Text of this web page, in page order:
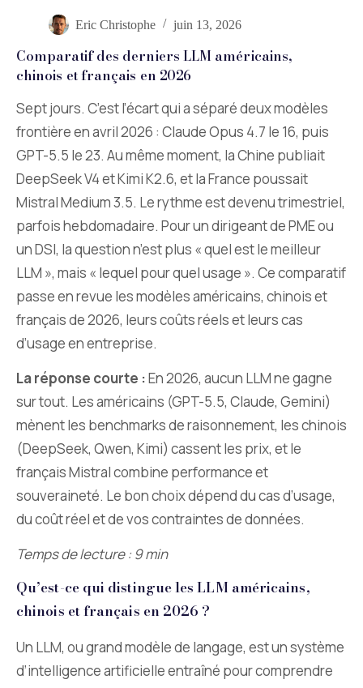
Eric Christophe juin 13, 2026
Comparatif des derniers LLM américains,
chinois et français en 2026
Sept jours. C’est l’écart qui a séparé deux modèles
frontière en avril 2026 : Claude Opus 4.7 le 16, puis
GPT-5.5 le 23. Au même moment, la Chine publiait
DeepSeek V4 et Kimi K2.6, et la France poussait
Mistral Medium 3.5. Le rythme est devenu trimestriel,
parfois hebdomadaire. Pour un dirigeant de PME ou
un DSI, la question n’est plus « quel est le meilleur
LLM », mais « lequel pour quel usage ». Ce comparatif
passe en revue les modèles américains, chinois et
français de 2026, leurs coûts réels et leurs cas
d’usage en entreprise.
La réponse courte :En 2026, aucun LLM ne gagne
sur tout. Les américains (GPT-5.5, Claude, Gemini)
mènent les benchmarks de raisonnement, les chinois
(DeepSeek, Qwen, Kimi) cassent les prix, et le
français Mistral combine performance et
souveraineté. Le bon choix dépend du cas d’usage,
du coût réel et de vos contraintes de données.
Temps de lecture : 9 min
Qu’est-ce qui distingue les LLM américains,
chinois et français en 2026 ?
Un LLM, ou grand modèle de langage, est un système
d’intelligence artificielle entraîné pour comprendre